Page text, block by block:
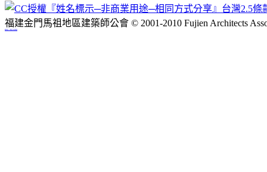
福建金門馬祖地區建築師公會 © 2001-2010 Fujien Architects